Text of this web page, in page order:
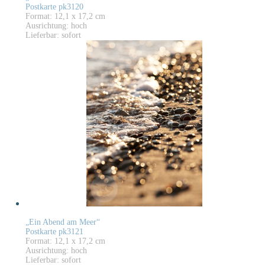
Postkarte pk3120
Format: 12,1 x 17,2 cm
Ausrichtung: hoch
Lieferbar: sofort
„Ein Abend am Meer“
Postkarte pk3121
Format: 12,1 x 17,2 cm
Ausrichtung: hoch
Lieferbar: sofort